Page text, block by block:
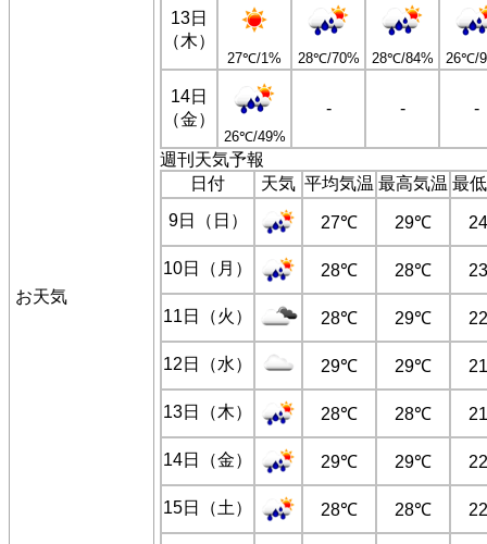
お天気
13日
（木）
27℃/1% 28℃/70% 28℃/84% 26℃/
14日
（金）
26℃/49%
- - -
週刊天気予報
日付
天気 平均気温 最高気温 最
9日（日）
27℃ 29℃
10日（月） 28℃ 28℃
11日（火） 28℃ 29℃
12日（水） 29℃ 29℃
13日（木） 28℃ 28℃
14日（金） 29℃ 29℃
15日（土） 28℃ 28℃